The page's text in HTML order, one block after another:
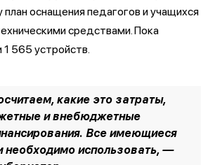
оснащения педагогов и учащихся
средствами. Пока
565 устройств.
какие это затраты,
и внебюджетные
Все имеющиеся
необходимо использовать, —